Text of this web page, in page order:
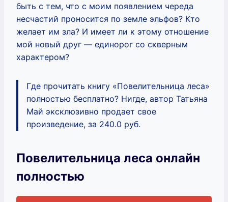
быть с тем, что с моим появлением череда
несчастий проносится по земле эльфов? Кто
желает им зла? И имеет ли к этому отношение
мой новый друг — единорог со скверным
характером?
Где прочитать книгу «Повелительница леса»
полностью бесплатно? Нигде, автор Татьяна
Май эксклюзивно продает свое
произведение, за 240.0 руб.
Повелительница леса онлайн
полностью